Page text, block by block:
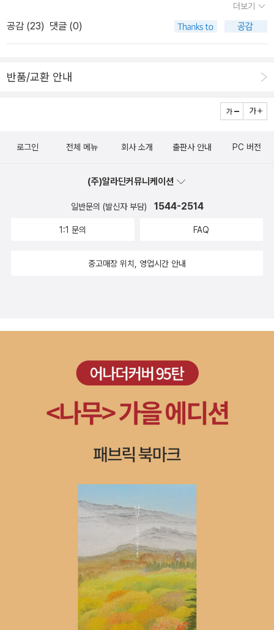
가?', '45 지구: 우주에 떠 있는 기적의 행성', '44 초신성과 블랙홀',
'43 진공과 인플레이션 우주론', '34 확률의 세계', '30 지구의 과학',
'28 차원이란 무엇인가?', '26 지구 온난화', '4 천문학계가 주목하는
양자론' 등 eBook이 남아 있는 것이 없지 않다. 개정판도 꾸준히 나
더보기
공감 (23) 댓글 (0)
반품/교환 안내
로그인 전체 메뉴 회사 소개 출판사 안내 PC 버전
(주)알라딘커뮤니케이션
일반문의 (발신자 부담) 1544-2514
1:1 문의 FAQ
중고매장 위치, 영업시간 안내